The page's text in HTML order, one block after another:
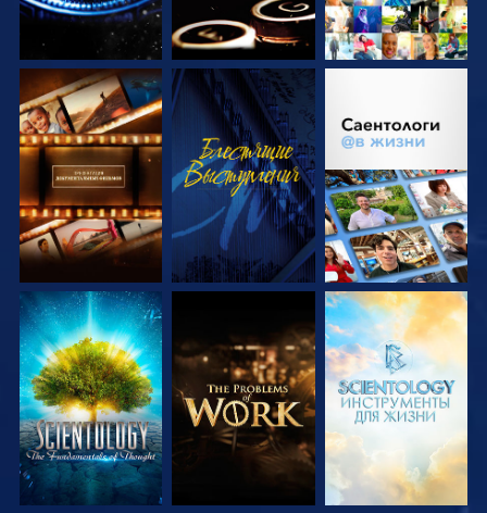
СМОТРЕТЬ
ПЕРЕДАЧИ
СМОТРЕТЬ
СМОТРЕТЬ
СМОТРЕТЬ
ПЕРЕДАЧИ
СМОТРЕТЬ
ПЕРЕДАЧИ
СМОТРЕТЬ
ПЕРЕДАЧИ